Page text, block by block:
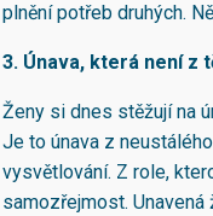
plnění potřeb druhých.
3. Únava, která není z
Ženy si dnes stěžují na
Je to únava z
vysvětlování. Z role,
samozřejmost.